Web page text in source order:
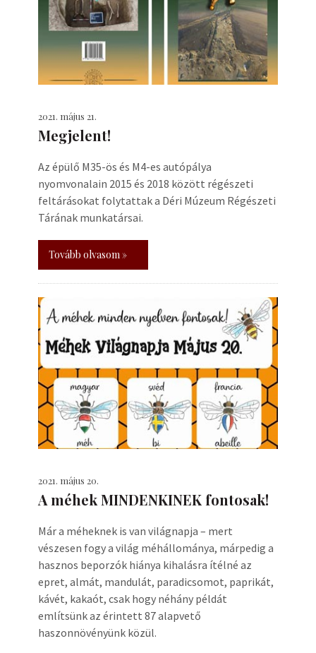
2021. május 21.
Megjelent!
Az épülő M35-ös és M4-es autópálya
nyomvonalain 2015 és 2018 között régészeti
feltárásokat folytattak a Déri Múzeum Régészeti
Tárának munkatársai.
Tovább olvasom »
2021. május 20.
A méhek MINDENKINEK fontosak!
Már a méheknek is van világnapja – mert
vészesen fogy a világ méhállománya, márpedig a
hasznos beporzók hiánya kihalásra ítélné az
epret, almát, mandulát, paradicsomot, paprikát,
kávét, kakaót, csak hogy néhány példát
említsünk az érintett 87 alapvető
haszonnövényünk közül.